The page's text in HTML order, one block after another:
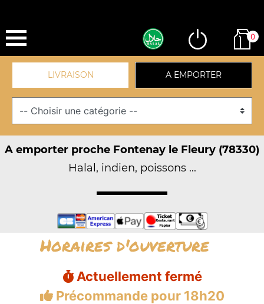
0
LIVRAISON A EMPORTER
A emporter proche Fontenay le Fleury (78330)
Halal, indien, poissons ...
Horaires d'ouverture
Actuellement fermé
Précommande pour 18h20